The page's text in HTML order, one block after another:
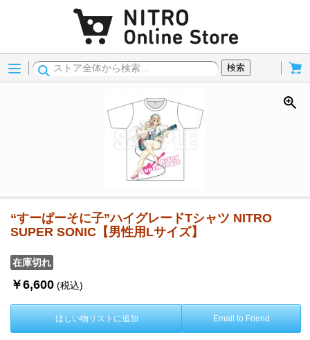
Menu
検索
“すーぱーそに子”ハイグレードTシャツ NITRO
SUPER SONIC【男性用Lサイズ】
在庫切れ
￥6,600 (税込)
ほしい物リストに追加 Email to Friend